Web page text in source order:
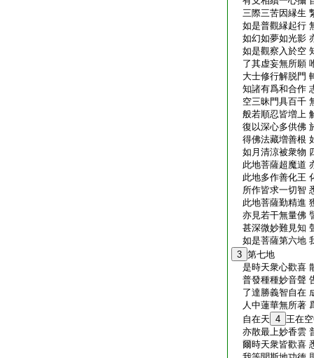
三際三苦因縁生
如是普觀縁起行
如幻如夢如光影
如是觀察入於空
了其虚妄無所願
大士修行解脱門
知諸有爲和合作
空三昧門具百千
般若順忍皆増上
復以深心多供佛
得佛法藏増善根
如月清涼被衆物
此地菩薩超魔道
此地多作善化王
所作皆求一切智
此地菩薩勤精進
亦見若干無量佛
甚深微妙難見知
如是菩薩第六地
3 第七地
是時天衆心歡喜
普發種種妙音聲
了達勝義智自在
人中蓮華無所著
自在天 4 王在
亦散最上妙香雲
爾時天衆皆歡喜